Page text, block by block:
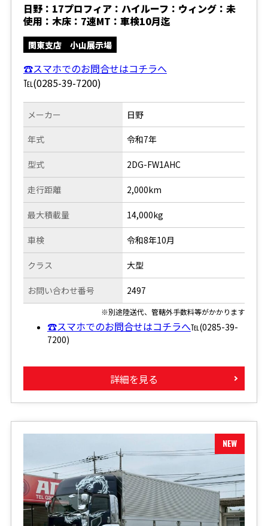
日野：17プロフィア：ハイルーフ：ウィング：未
使用：木床：7速MT：車検10月迄
関東支店 小山展示場
☎スマホでのお問合せはコチラへ
℡(0285-39-7200)
メーカー
年式
型式
走行距離
日野
令和7年
2DG-FW1AHC
2,000km
最大積載量
車検
クラス
お問い合わせ番号
14,000kg
令和8年10月
大型
2497
※別途陸送代、管轄外手数料等がかかります
☎スマホでのお問合せはコチラへ℡(0285-39-
7200)
詳細を見る